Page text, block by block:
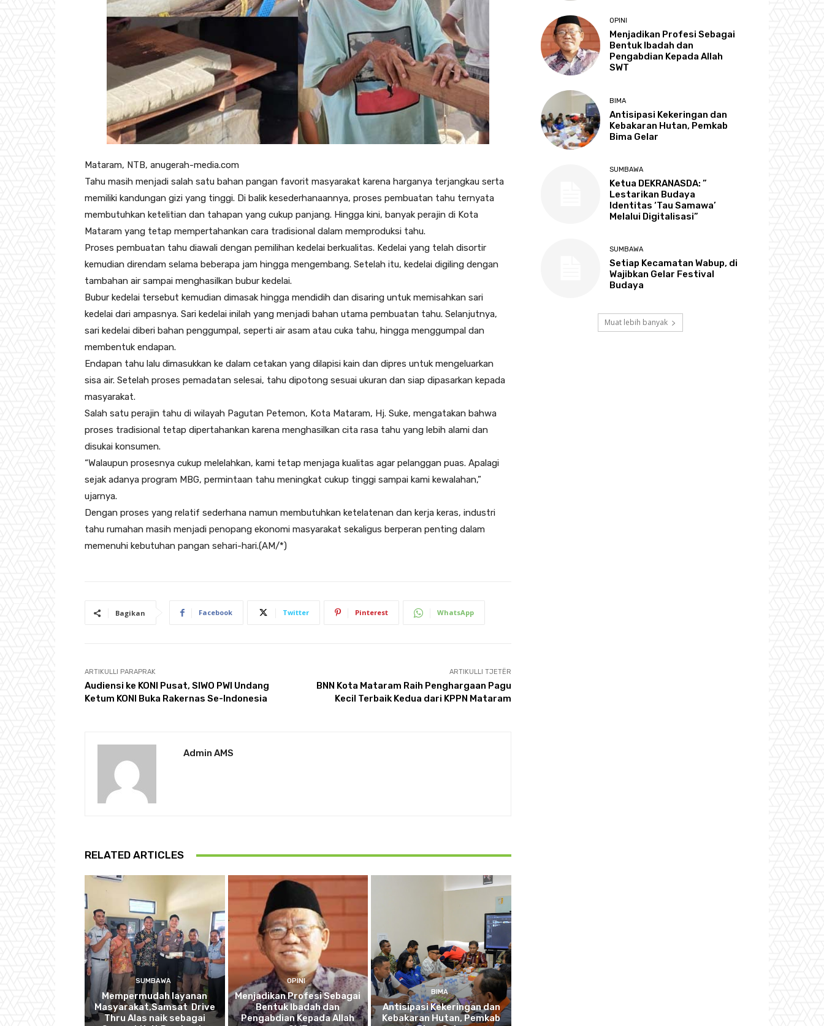
Mataram, NTB, anugerah-media.com
Tahu masih menjadi salah satu bahan pangan favorit masyarakat karena harganya terjangkau serta
memiliki kandungan gizi yang tinggi. Di balik kesederhanaannya, proses pembuatan tahu ternyata
membutuhkan ketelitian dan tahapan yang cukup panjang. Hingga kini, banyak perajin di Kota
Mataram yang tetap mempertahankan cara tradisional dalam memproduksi tahu.
Proses pembuatan tahu diawali dengan pemilihan kedelai berkualitas. Kedelai yang telah disortir
kemudian direndam selama beberapa jam hingga mengembang. Setelah itu, kedelai digiling dengan
tambahan air sampai menghasilkan bubur kedelai.
Bubur kedelai tersebut kemudian dimasak hingga mendidih dan disaring untuk memisahkan sari
kedelai dari ampasnya. Sari kedelai inilah yang menjadi bahan utama pembuatan tahu. Selanjutnya,
sari kedelai diberi bahan penggumpal, seperti air asam atau cuka tahu, hingga menggumpal dan
membentuk endapan.
Endapan tahu lalu dimasukkan ke dalam cetakan yang dilapisi kain dan dipres untuk mengeluarkan
sisa air. Setelah proses pemadatan selesai, tahu dipotong sesuai ukuran dan siap dipasarkan kepada
masyarakat.
Salah satu perajin tahu di wilayah Pagutan Petemon, Kota Mataram, Hj. Suke, mengatakan bahwa
proses tradisional tetap dipertahankan karena menghasilkan cita rasa tahu yang lebih alami dan
disukai konsumen.
“Walaupun prosesnya cukup melelahkan, kami tetap menjaga kualitas agar pelanggan puas. Apalagi
sejak adanya program MBG, permintaan tahu meningkat cukup tinggi sampai kami kewalahan,”
ujarnya.
Dengan proses yang relatif sederhana namun membutuhkan ketelatenan dan kerja keras, industri
tahu rumahan masih menjadi penopang ekonomi masyarakat sekaligus berperan penting dalam
memenuhi kebutuhan pangan sehari-hari.(AM/*)
Bagikan Facebook Twitter Pinterest WhatsApp
ARTIKULLI PARAPRAK
Audiensi ke KONI Pusat, SIWO PWI Undang
Ketum KONI Buka Rakernas Se-Indonesia
ARTIKULLI TJETËR
BNN Kota Mataram Raih Penghargaan Pagu
Kecil Terbaik Kedua dari KPPN Mataram
Admin AMS
RELATED ARTICLES
SUMBAWA
Mempermudah layanan
Masyarakat,Samsat Drive
Thru Alas naik sebagai
OPINI
Menjadikan Profesi Sebagai
Bentuk Ibadah dan
Pengabdian Kepada Allah
BIMA
Antisipasi Kekeringan dan
Kebakaran Hutan, Pemkab
OPINI
Menjadikan Profesi Sebagai
Bentuk Ibadah dan
Pengabdian Kepada Allah
SWT
BIMA
Antisipasi Kekeringan dan
Kebakaran Hutan, Pemkab
Bima Gelar
SUMBAWA
Ketua DEKRANASDA: ”
Lestarikan Budaya
Identitas ‘Tau Samawa’
Melalui Digitalisasi”
SUMBAWA
Setiap Kecamatan Wabup, di
Wajibkan Gelar Festival
Budaya
Muat lebih banyak